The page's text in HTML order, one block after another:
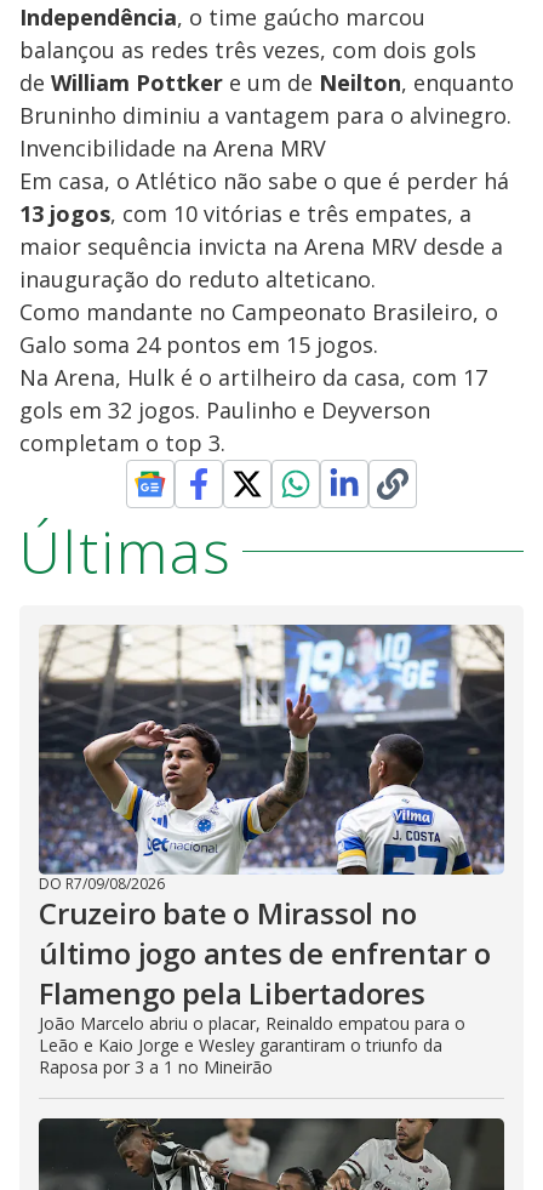
Independência, o time gaúcho marcou
balançou as redes três vezes, com dois gols
de William Pottker e um de Neilton, enquanto
Bruninho diminiu a vantagem para o alvinegro.
Invencibilidade na Arena MRV
Em casa, o Atlético não sabe o que é perder há
13 jogos, com 10 vitórias e três empates, a
maior sequência invicta na Arena MRV desde a
inauguração do reduto alteticano.
Como mandante no Campeonato Brasileiro, o
Galo soma 24 pontos em 15 jogos.
Na Arena, Hulk é o artilheiro da casa, com 17
gols em 32 jogos. Paulinho e Deyverson
completam o top 3.
Últimas
DO R7/09/08/2026
Cruzeiro bate o Mirassol no
último jogo antes de enfrentar o
Flamengo pela Libertadores
João Marcelo abriu o placar, Reinaldo empatou para o
Leão e Kaio Jorge e Wesley garantiram o triunfo da
Raposa por 3 a 1 no Mineirão